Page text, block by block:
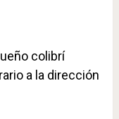
colibrí
a la dirección